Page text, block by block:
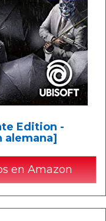
Edition -
alemana]
en Amazon